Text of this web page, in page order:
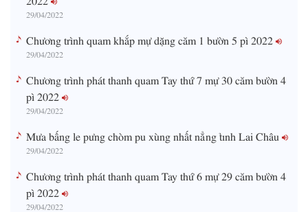
29/04/2022
Chương trình quam khắp mự dặng căm 1 bườn 5 pì 2022
29/04/2022
Chương trình phát thanh quam Tay thứ 7 mự 30 căm bườn 4
pì 2022
29/04/2022
Mưa bấng le pưng chòm pu xùng nhất nẳng tỉnh Lai Châu
29/04/2022
Chương trình phát thanh quam Tay thứ 6 mự 29 căm bườn 4
pì 2022
29/04/2022